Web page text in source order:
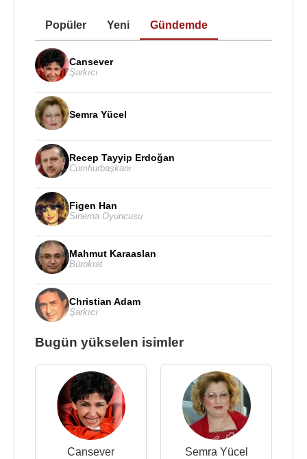
Popüler Yeni Gündemde
Cansever
Şarkıcı
Semra Yücel
Recep Tayyip Erdoğan
Cumhurbaşkanı
Figen Han
Sinema Oyuncusu
Mahmut Karaaslan
Bürokrat
Christian Adam
Şarkıcı
Bugün yükselen isimler
Cansever Semra Yücel